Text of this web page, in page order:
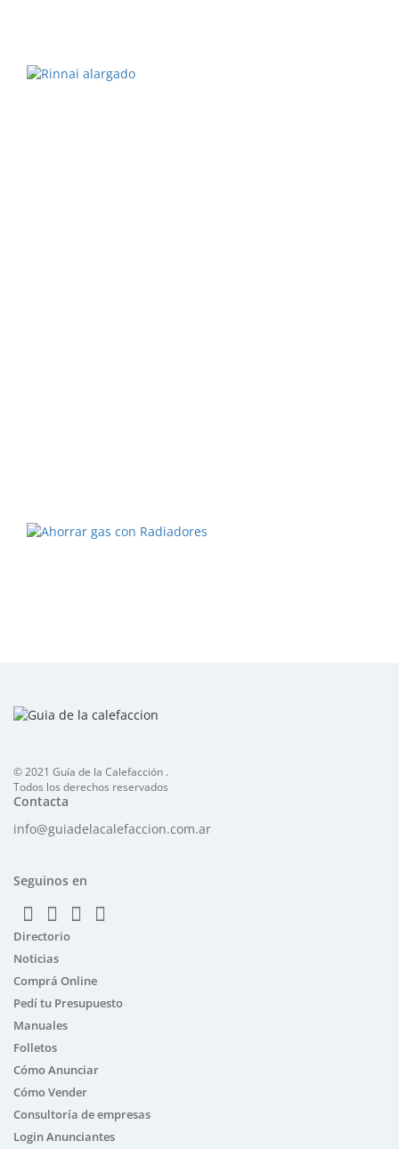
© 2021 Guía de la Calefacción .
Todos los derechos reservados
Contacta
info@guiadelacalefaccion.com.ar
Seguinos en
Directorio
Noticias
Comprá Online
Pedí tu Presupuesto
Manuales
Folletos
Cómo Anunciar
Cómo Vender
Consultoría de empresas
Login Anunciantes